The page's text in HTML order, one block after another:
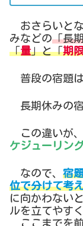
おさらいとな
みなどの「長
「量」と「期
普段の宿題は
長期休みの宿
この違いが
ケジューリン
なので、 宿
位で分けて考
に向かわない
ルを立てやす
ここまでを